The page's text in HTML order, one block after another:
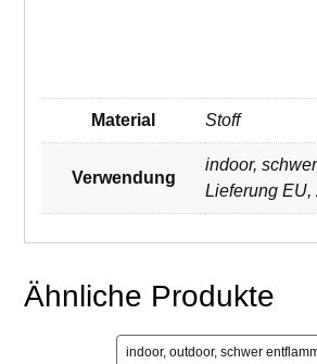
Material Stoff
Verwendung
indoor,
Lieferung EU,
Ähnliche Produkte
indoor, outdoor, schwer